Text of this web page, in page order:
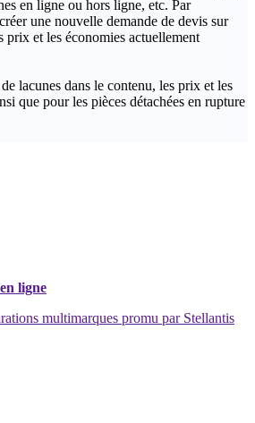
en ligne ou hors ligne, etc. Par
une nouvelle demande de devis sur
et les économies actuellement
lacunes dans le contenu, les prix et les
que pour les pièces détachées en rupture
ligne
multimarques promu par Stellantis